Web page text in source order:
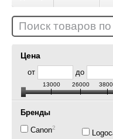
Цена
от до
13000 26000
Бренды
Canon2
Поиск товаров по